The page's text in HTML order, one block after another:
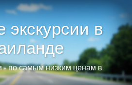
экскурсии в
- по самым низким ценам в